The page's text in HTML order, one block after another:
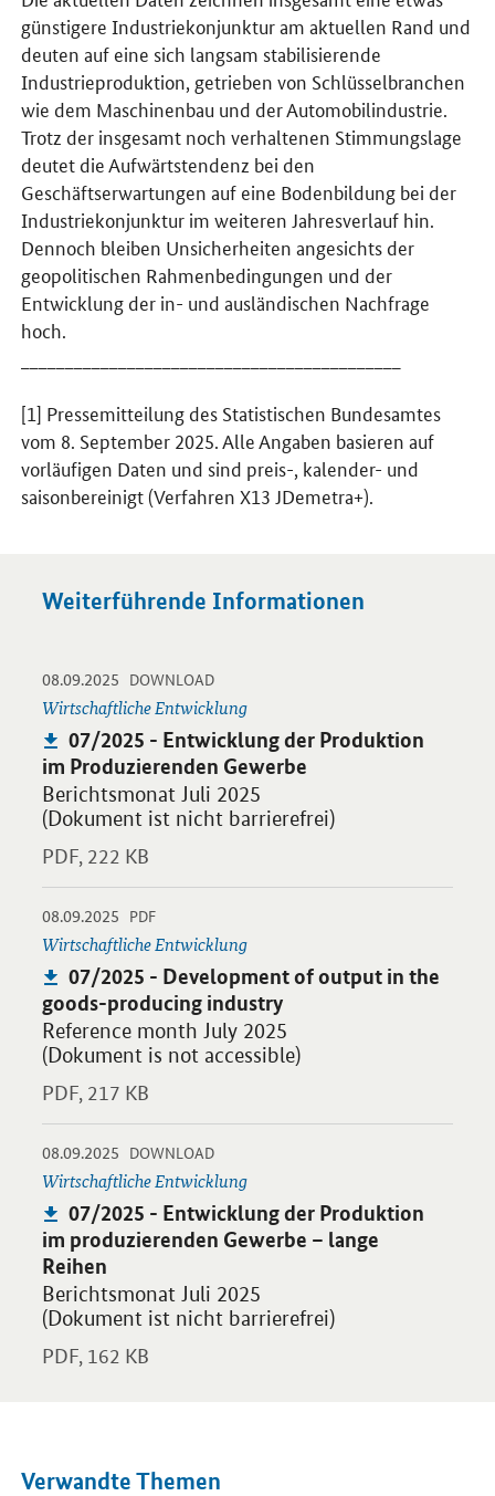
günstigere Industriekonjunktur am aktuellen Rand und
deuten auf eine sich langsam stabilisierende
Industrieproduktion, getrieben von Schlüsselbranchen
wie dem Maschinenbau und der Automobilindustrie.
Trotz der insgesamt noch verhaltenen Stimmungslage
deutet die Aufwärtstendenz bei den
Geschäftserwartungen auf eine Bodenbildung bei der
Industriekonjunktur im weiteren Jahresverlauf hin.
Dennoch bleiben Unsicherheiten angesichts der
geopolitischen Rahmenbedingungen und der
Entwicklung der in- und ausländischen Nachfrage
hoch.
[1] Pressemitteilung des Statistischen Bundesamtes
vom 8. September 2025. Alle Angaben basieren auf
vorläufigen Daten und sind preis-, kalender- und
saisonbereinigt (Verfahren X13 JDemetra+).
Weiterführende Informationen
08.09.2025 -
DOWNLOAD-
Wirtschaftliche Entwicklung
Publikation:
07/2025 - Entwicklung der Produktion
im Produzierenden Gewerbe
Berichtsmonat Juli 2025
(Dokument ist nicht barrierefrei)
PDF, 222 KB
Öffnet PDF "07/2025 - Entwicklung der Produktion im
08.09.2025 -
PDF-
Wirtschaftliche Entwicklung
Publikation:
07/2025 - Development of output in the
goods-producing industry
Reference month July 2025
(Dokument is not accessible)
PDF, 217 KB
Öffnet PDF "07/2025 - Development of output in the goods-
08.09.2025 -
DOWNLOAD-
Wirtschaftliche Entwicklung
Publikation:
07/2025 - Entwicklung der Produktion
im produzierenden Gewerbe – lange
Reihen
Berichtsmonat Juli 2025
(Dokument ist nicht barrierefrei)
PDF, 162 KB
Öffnet PDF "07/2025 - Entwicklung der Produktion im
Verwandte Themen